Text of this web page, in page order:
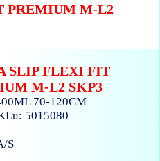
PREMIUM M-L2
SLIP FLEXI FIT
M-L2 SKP3
70-120CM
5015080
S